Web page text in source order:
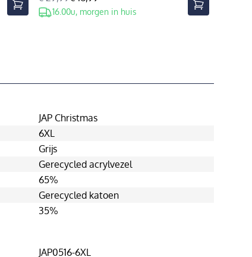
16.00u, morgen in huis
JAP Christmas
6XL
Grijs
Gerecycled acrylvezel
65%
Gerecycled katoen
35%
JAP0516-6XL